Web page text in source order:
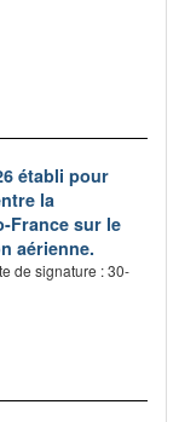
établi pour
la
France sur le
aérienne.
de signature : 30-